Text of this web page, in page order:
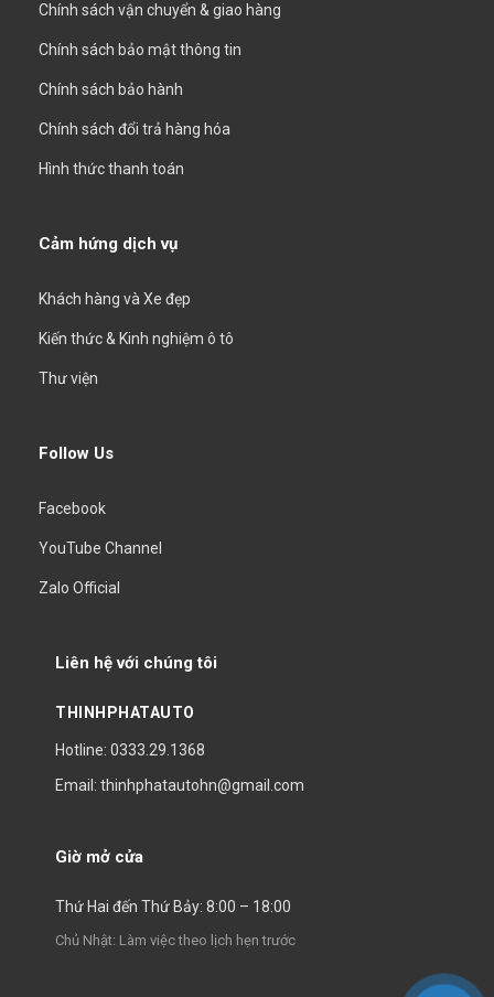
Chính sách vận chuyển & giao hàng
Chính sách bảo mật thông tin
Chính sách bảo hành
Chính sách đổi trả hàng hóa
Hình thức thanh toán
Cảm hứng dịch vụ
Khách hàng và Xe đẹp
Kiến thức & Kinh nghiệm ô tô
Thư viện
Follow Us
Facebook
YouTube Channel
Zalo Official
Liên hệ với chúng tôi
THINHPHATAUTO
Hotline: 0333.29.1368
Email: thinhphatautohn@gmail.com
Giờ mở cửa
Thứ Hai đến Thứ Bảy: 8:00 – 18:00
Chủ Nhật: Làm việc theo lịch hẹn trước